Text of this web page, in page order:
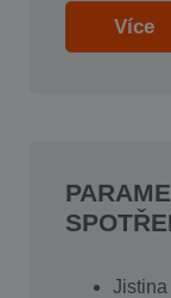
Více
Jistina